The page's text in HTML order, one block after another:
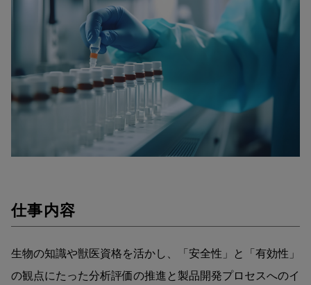
仕事内容
生物の知識や獣医資格を活かし、「安全性」と「有効性」
の観点にたった分析評価の推進と製品開発プロセスへのイ